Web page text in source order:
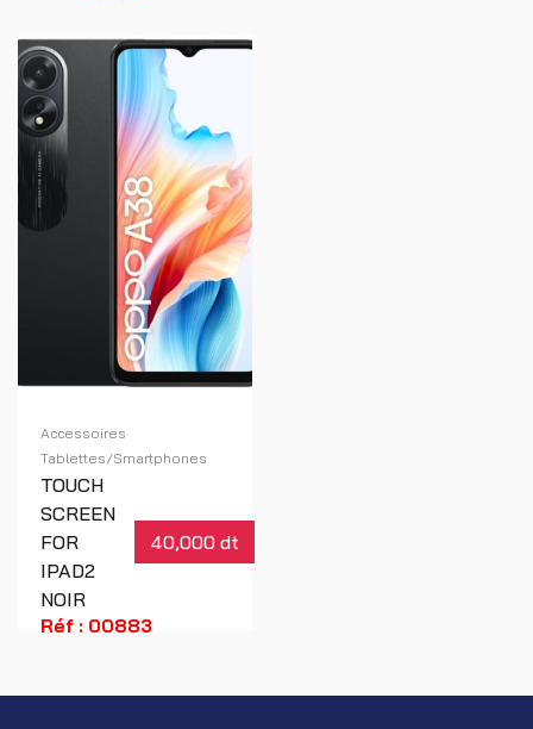
Accessoires
Tablettes/Smartphones
TOUCH
SCREEN
FOR
IPAD2
NOIR
40,000 dt
Réf : 00883